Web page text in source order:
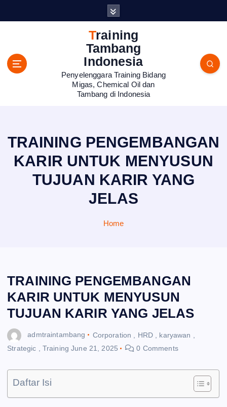
Training
Tambang
Indonesia
Penyelenggara Training Bidang
Migas, Chemical Oil dan
Tambang di Indonesia
TRAINING PENGEMBANGAN
KARIR UNTUK MENYUSUN
TUJUAN KARIR YANG
JELAS
Home
TRAINING PENGEMBANGAN
KARIR UNTUK MENYUSUN
TUJUAN KARIR YANG JELAS
admtraintambang Corporation HRD, karyawan
Strategic
Training June 21, 2025 0 Comments
Daftar Isi